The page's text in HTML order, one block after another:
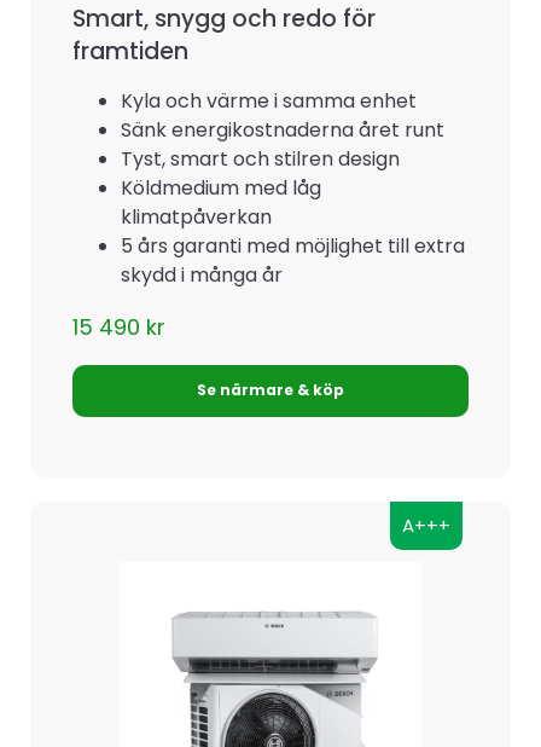
Smart, snygg och redo för
framtiden
Kyla och värme i samma enhet
Sänk energikostnaderna året runt
Tyst, smart och stilren design
Köldmedium med låg
klimatpåverkan
5 års garanti med möjlighet till extra
skydd i många år
15 490 kr
Se närmare & köp
A+++